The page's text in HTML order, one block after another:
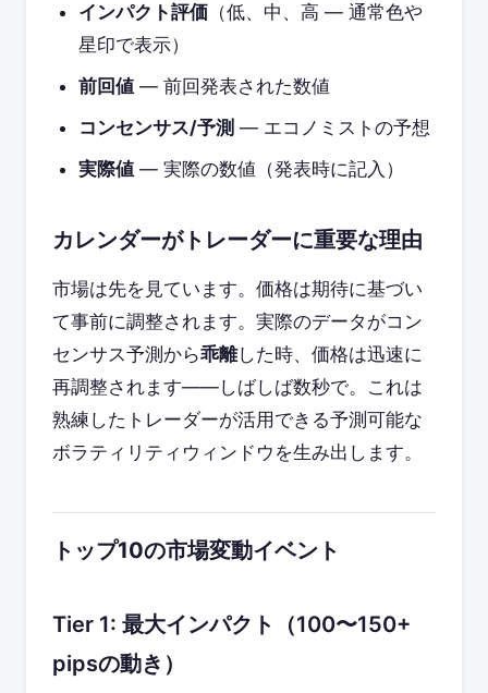
インパクト評価 （低、中、高 — 通常色や
星印で表示）
前回値 — 前回発表された数値
コンセンサス/予測 — エコノミストの予想
実際値 — 実際の数値（発表時に記入）
カレンダーがトレーダーに重要な理由
市場は先を見ています。価格は期待に基づい
て事前に調整されます。実際のデータがコン
センサス予測から乖離した時、価格は迅速に
再調整されます——しばしば数秒で。これは
熟練したトレーダーが活用できる予測可能な
ボラティリティウィンドウを生み出します。
トップ10の市場変動イベント
Tier 1: 最大インパクト（100〜150+
pipsの動き）